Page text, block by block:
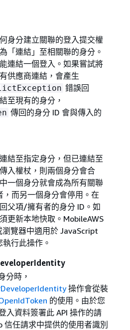
身分建立關聯的登入提交權
「連結」至相關聯的身分。
連結一個登入。如果嘗試將
供應商連結，會產生
錯誤回
至現有的身分，
傳回的身分 ID 會與傳入的
結至指定身分，但已連結至
入權杖，則兩個身分會合
一個身分就會成為所有關聯
而另一個身分會停用。在
父項/擁有者的身分 ID。如
更新本地快取。MobileAWS
瀏覽器中適用於 JavaScript
執行此操作。
分時，
操作會從裝
的使用。由於您
入資料簽署此 API 操作的請
任請求中提供的使用者識別